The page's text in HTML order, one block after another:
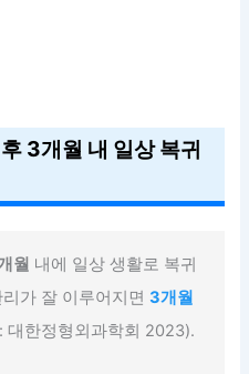
3개월 내 일상 복귀
월 내에 일상 생활로 복귀
리가 잘 이루어지면3개월
대한정형외과학회 2023).